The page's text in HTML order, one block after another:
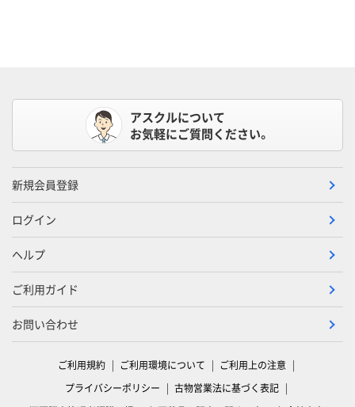
アスクルについて
お気軽にご質問ください。
新規会員登録
ログイン
ヘルプ
ご利用ガイド
お問い合わせ
ご利用規約 ご利用環境について
ご利用上の注意
プライバシーポリシー
古物営業法に基づく表記